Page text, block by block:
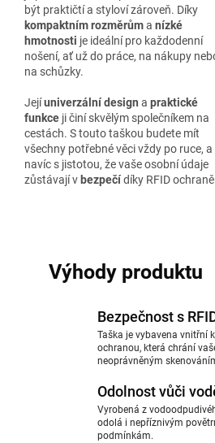
být praktičtí a styloví zároveň. Díky
kompaktním rozměrůma nízké
hmotnosti je ideální pro každodenní
nošení, ať už do práce, na nákupy
na schůzky.
Jejíuniverzální design a praktické
funkce ji činí skvělým společníkem na
cestách. S touto taškou budete mít
všechny potřebné věci vždy po ruce, a
navíc s jistotou, že vaše osobní údaje
zůstávají v bezpečídíky RFID
Výhody produktu
Bezpečnost s
Taška je vybavena vnitřní
ochranou, která chrání
neoprávněným
Odolnost vůči
Vyrobená z
odolá i nepříznivým
podmínkám.